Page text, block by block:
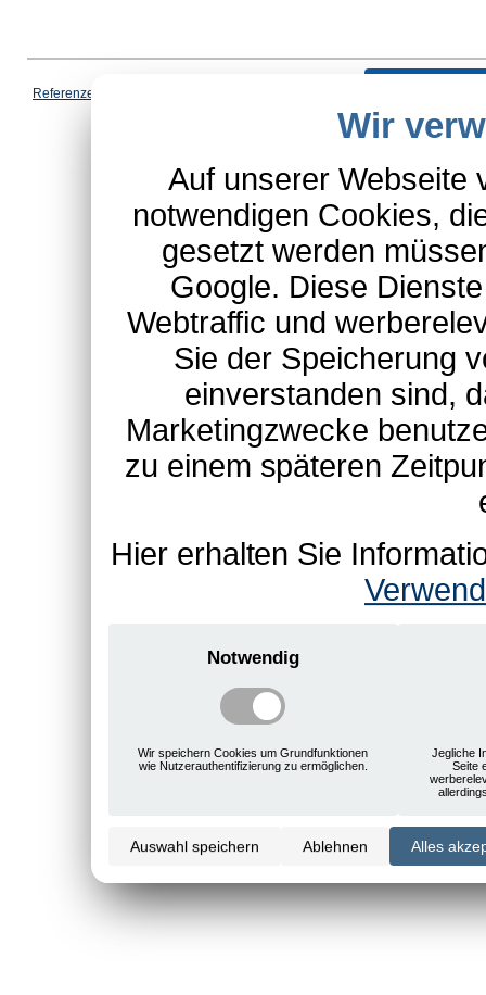
Referenzen
*Schulte-Hauptkatalog,
Wir
Auf unserer Webseite
notwendigen Cookies,
gesetzt werden
Google. Diese
Webtraffic und
Sie der Speicherung
einverstanden sind,
Marketingzwecke
zu einem späteren
Hier erhalten Sie
Notwendig
Wir speichern Cookies um Grundfunktionen
wie Nutzerauthentifizierung zu ermöglichen.
Jegliche
Seite
Auswahl speichern Ablehnen Alles